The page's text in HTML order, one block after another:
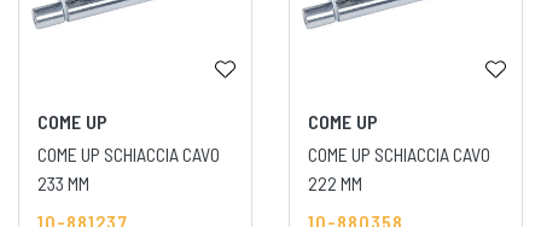
COME UP
COME UP SCHIACCIA CAVO
233 MM
10-881237
COME UP
COME UP SCHIACCIA CAVO
222 MM
10-880358